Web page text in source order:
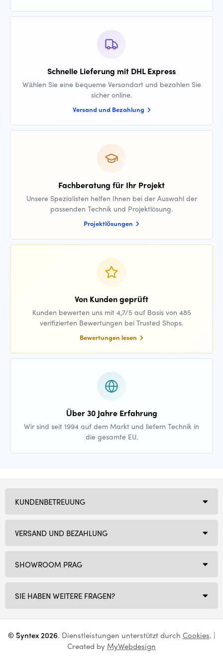
Schnelle Lieferung mit DHL Express
Wählen Sie eine bequeme Versandart und bezahlen Sie
sicher online.
Versand und Bezahlung
Fachberatung für Ihr Projekt
Unsere Spezialisten helfen Ihnen bei der Auswahl der
passenden Technik und Projektlösung.
Projektlösungen
Von Kunden geprüft
Kunden bewerten uns mit 4,7/5 auf Basis von 485
verifizierten Bewertungen bei Trusted Shops.
Bewertungen lesen
Über 30 Jahre Erfahrung
Wir sind seit 1994 auf dem Markt und liefern Technik in
die gesamte EU.
SHOWROOM PRAG
SIE HABEN WEITERE FRAGEN?
KUNDENBETREUUNG
VERSAND UND BEZAHLUNG
© Syntex 2026. Dienstleistungen unterstützt durch Cookies. |
Created by MyWebdesign